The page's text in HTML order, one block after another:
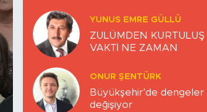
YUNUS EMRE GÜLLÜ
ZULÜMDEN KURTULUŞ
VAKTİ NE ZAMAN
ONUR ŞENTÜRK
Büyükşehir’de dengeler
değişiyor